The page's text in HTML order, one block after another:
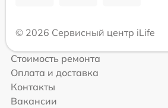
© 2026 Сервисный центр iLife
Стоимость ремонта
Оплата и доставка
Контакты
Вакансии